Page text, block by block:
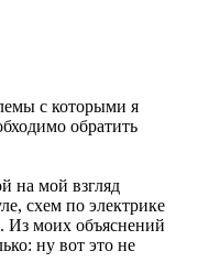
с которыми я
обратить
на мой взгляд
схем по электрике
Из моих объяснений
ну вот это не